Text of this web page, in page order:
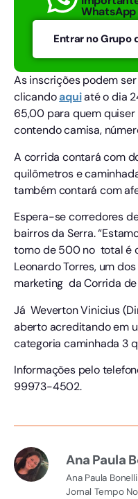
Entrar no Grupo
As inscrições podem
clicandoaquiaté o dia
65,00 para quem
contendo camisa,
A corrida contará com
quilômetros e
também contará com
Espera-se corredores
bairros da Serra.
torno de 500 no total é
Leonardo Torres, um
marketing da Corrida de
Já Weverton Vinicius
aberto acreditando em
categoria caminhada 3
Informações pelo
99973-4502.
Ana Paula
Ana Paula
Jornal Tempo